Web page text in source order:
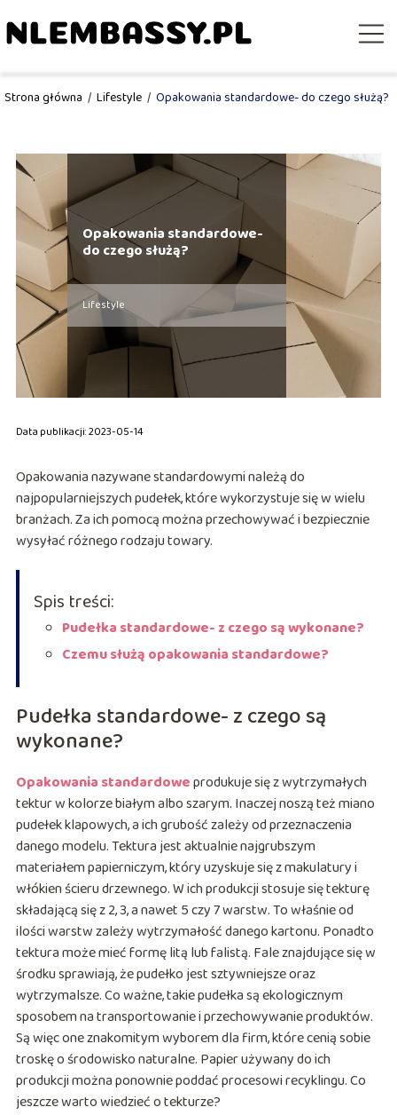
Strona główna / Lifestyle / Opakowania standardowe- do czego służą?
Opakowania standardowe-
do czego służą?
Lifestyle
Data publikacji: 2023-05-14
Opakowania nazywane standardowymi należą do
najpopularniejszych pudełek, które wykorzystuje się w wielu
branżach. Za ich pomocą można przechowywać i bezpiecznie
wysyłać różnego rodzaju towary.
Spis treści:
Pudełka standardowe- z czego są wykonane?
Czemu służą opakowania standardowe?
Pudełka standardowe- z czego są
wykonane?
Opakowania standardoweprodukuje się z wytrzymałych
tektur w kolorze białym albo szarym. Inaczej noszą też miano
pudełek klapowych, a ich grubość zależy od przeznaczenia
danego modelu. Tektura jest aktualnie najgrubszym
materiałem papierniczym, który uzyskuje się z makulatury i
włókien ścieru drzewnego. W ich produkcji stosuje się tekturę
składającą się z 2, 3, a nawet 5 czy 7 warstw. To właśnie od
ilości warstw zależy wytrzymałość danego kartonu. Ponadto
tektura może mieć formę litą lub falistą. Fale znajdujące się w
środku sprawiają, że pudełko jest sztywniejsze oraz
wytrzymalsze. Co ważne, takie pudełka są ekologicznym
sposobem na transportowanie i przechowywanie produktów.
Są więc one znakomitym wyborem dla firm, które cenią sobie
troskę o środowisko naturalne. Papier używany do ich
produkcji można ponownie poddać procesowi recyklingu. Co
jeszcze warto wiedzieć o tekturze?